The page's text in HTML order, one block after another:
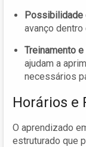
Possibilidade
avanço
Treinamento
ajudam a
necessários
Horários e
O aprendizado
estruturado que